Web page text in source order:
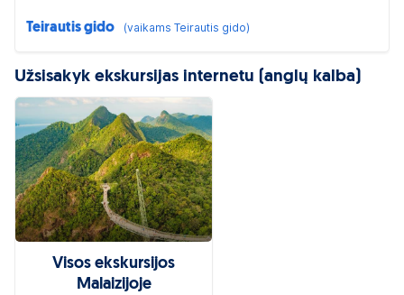
Teirautis gido (vaikams Teirautis gido)
Užsisakyk ekskursijas internetu (anglų kalba)
Visos ekskursijos
Malaizijoje